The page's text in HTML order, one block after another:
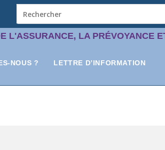
L'ASSURANCE, LA PRÉVOYANCE
NOUS ? LETTRE D’INFORMATION